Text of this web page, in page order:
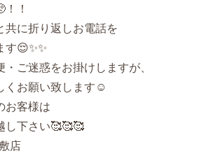
！
共に折り返しお電話を
す😌✨✨
ご迷惑をお掛けしますが、
くお願い致します☺️
お客様は
し下さい🥰🥰🥰
店